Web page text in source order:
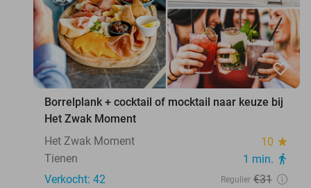
favorite_border
Borrelplank + cocktail of mocktail naar keuze bij
Het Zwak Moment
Het Zwak Moment
10 star
Tienen 1 min. directions_walk
Verkocht: 42 Regulier €31